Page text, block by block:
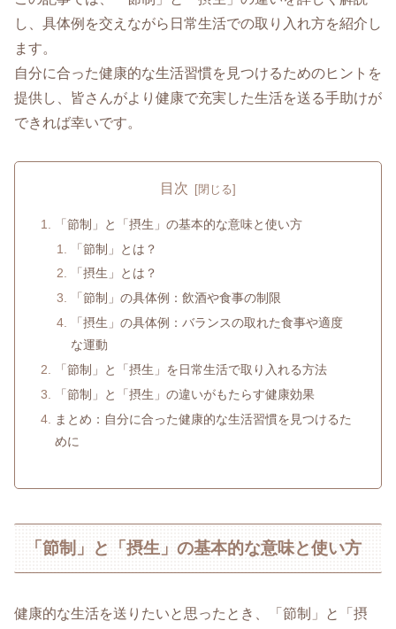
し、具体例を交えながら日常生活での取り入れ方を紹介し
ます。
自分に合った健康的な生活習慣を見つけるためのヒントを
提供し、皆さんがより健康で充実した生活を送る手助けが
できれば幸いです。
目次
「節制」と「摂生」の基本的な意味と使い方
「節制」とは？
「摂生」とは？
「節制」の具体例：飲酒や食事の制限
「摂生」の具体例：バランスの取れた食事や適度
な運動
「節制」と「摂生」を日常生活で取り入れる方法
「節制」と「摂生」の違いがもたらす健康効果
まとめ：自分に合った健康的な生活習慣を見つけるた
めに
「節制」と「摂生」の基本的な意味と使い方
健康的な生活を送りたいと思ったとき、「節制」と「摂